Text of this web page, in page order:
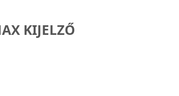
KIJELZŐ